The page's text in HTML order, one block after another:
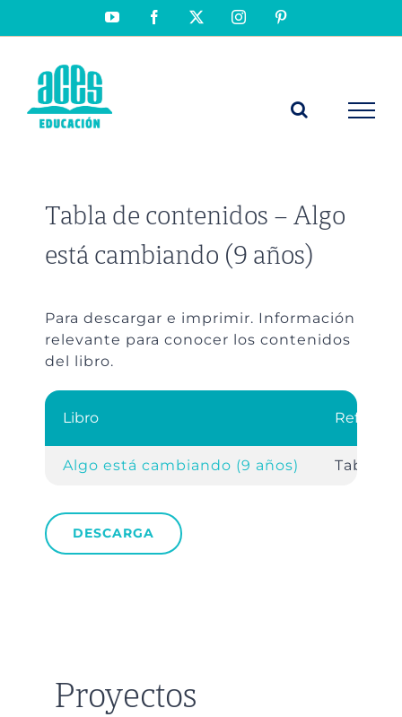
YouTubeFacebook Instagram
Tabla de contenidos – Algo
está cambiando (9 años)
Para descargar e imprimir. Información
relevante para conocer los contenidos
del libro.
Libro
Algo está cambiando (9 años) Tabla
DESCARGA
Proyectos